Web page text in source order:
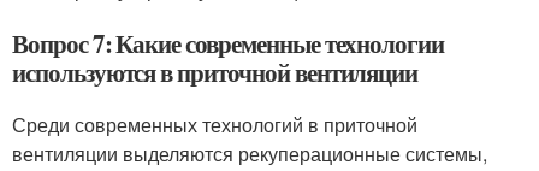
Вопрос 7: Какие современные технологии
используются в приточной вентиляции
Среди современных технологий в приточной
вентиляции выделяются рекуперационные системы,